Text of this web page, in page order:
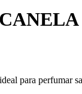
para perfumar